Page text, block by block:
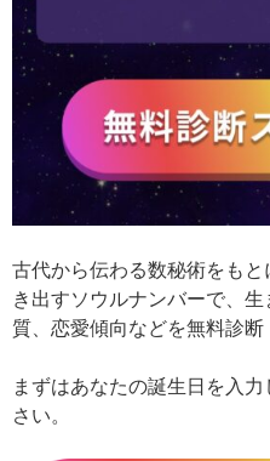
古代から伝わる数秘術をも
き出すソウルナンバーで、
質、恋愛傾向などを無料診断
まずはあなたの誕生日を入
さい。